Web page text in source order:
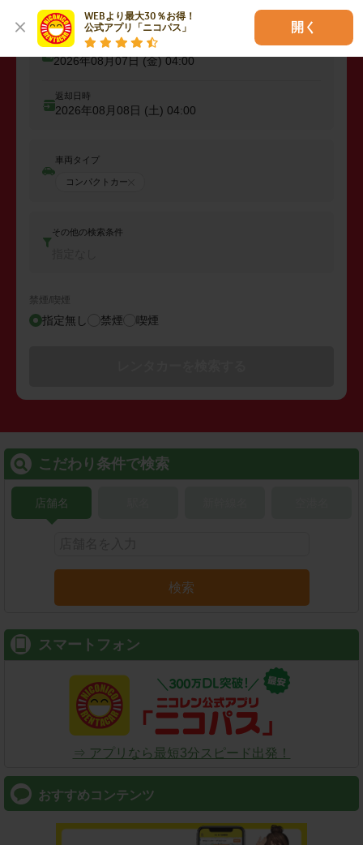
WEBより最大30％お得！
公式アプリ「ニコパス」
開く
出発日時
2026年08月07日 (金) 04:00
返却日時
2026年08月08日 (土) 04:00
車両タイプ
コンパクトカー
その他の検索条件
禁煙/喫煙
指定無し 禁煙 喫煙
こだわり条件で検索
店舗名
検索
スマートフォン
⇒ アプリなら最短3分スピード出発！
おすすめコンテンツ